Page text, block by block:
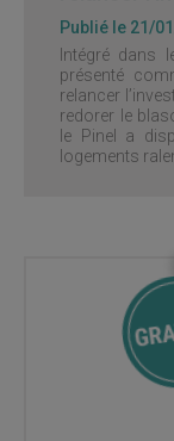
Publié le 21/
Intégré dans
présenté
relancer
redorer le
le Pinel a
logements